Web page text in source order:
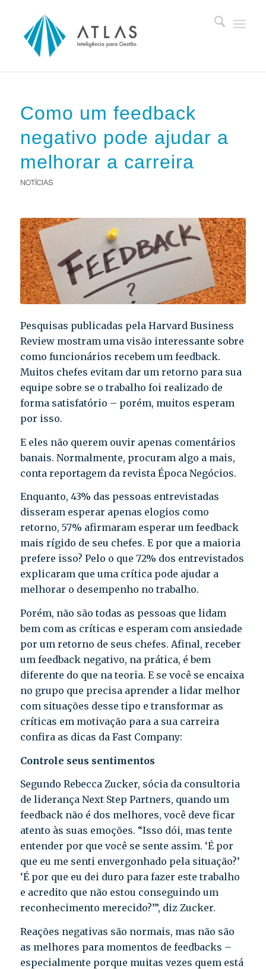
Como um feedback
negativo pode ajudar a
melhorar a carreira
NOTÍCIAS
Pesquisas publicadas pela Harvard Business
Review mostram uma visão interessante sobre
como funcionários recebem um feedback.
Muitos chefes evitam dar um retorno para sua
equipe sobre se o trabalho foi realizado de
forma satisfatório – porém, muitos esperam
por isso.
E eles não querem ouvir apenas comentários
banais. Normalmente, procuram algo a mais,
conta reportagem da revista Época Negócios.
Enquanto, 43% das pessoas entrevistadas
disseram esperar apenas elogios como
retorno, 57% afirmaram esperar um feedback
mais rígido de seu chefes. E por que a maioria
prefere isso? Pelo o que 72% dos entrevistados
explicaram que uma crítica pode ajudar a
melhorar o desempenho no trabalho.
Porém, não são todas as pessoas que lidam
bem com as críticas e esperam com ansiedade
por um retorno de seus chefes. Afinal, receber
um feedback negativo, na prática, é bem
diferente do que na teoria. E se você se encaixa
no grupo que precisa aprender a lidar melhor
com situações desse tipo e transformar as
críticas em motivação para a sua carreira
confira as dicas da Fast Company:
Controle seus sentimentos
Segundo Rebecca Zucker, sócia da consultoria
de liderança Next Step Partners, quando um
feedback não é dos melhores, você deve ficar
atento às suas emoções. “Isso dói, mas tente
entender por que você se sente assim. ‘É por
que eu me senti envergonhado pela situação?’
‘É por que eu dei duro para fazer este trabalho
e acredito que não estou conseguindo um
reconhecimento merecido?’”, diz Zucker.
Reações negativas são normais, mas não são
as melhores para momentos de feedbacks –
especialmente porque muitas vezes quem está